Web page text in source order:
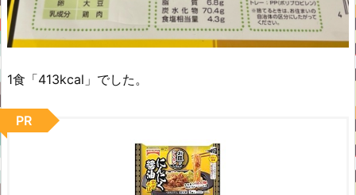
1食「413kcal」でした。
PR